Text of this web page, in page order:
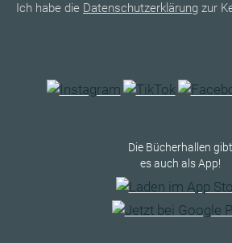
Ich habe die Datenschutzerklärung zur
Die Bücherhallen gibt
es auch als App!